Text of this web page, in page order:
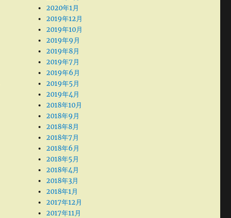
2020年1月
2019年12月
2019年10月
2019年9月
2019年8月
2019年7月
2019年6月
2019年5月
2019年4月
2018年10月
2018年9月
2018年8月
2018年7月
2018年6月
2018年5月
2018年4月
2018年3月
2018年1月
2017年12月
2017年11月